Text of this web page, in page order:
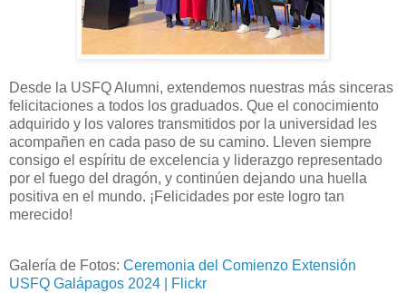
Desde la USFQ Alumni, extendemos nuestras más sinceras
felicitaciones a todos los graduados. Que el conocimiento
adquirido y los valores transmitidos por la universidad les
acompañen en cada paso de su camino. Lleven siempre
consigo el espíritu de excelencia y liderazgo representado
por el fuego del dragón, y continúen dejando una huella
positiva en el mundo. ¡Felicidades por este logro tan
merecido!
Galería de Fotos: Ceremonia del Comienzo Extensión
USFQ Galápagos 2024 | Flickr